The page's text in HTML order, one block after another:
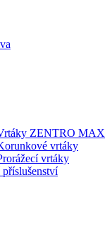
ZENTRO MAX
vrtáky
vrtáky
příslušenství